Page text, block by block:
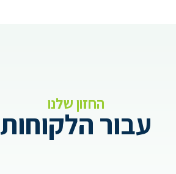
החזון שלנו
עבור הלקוחות